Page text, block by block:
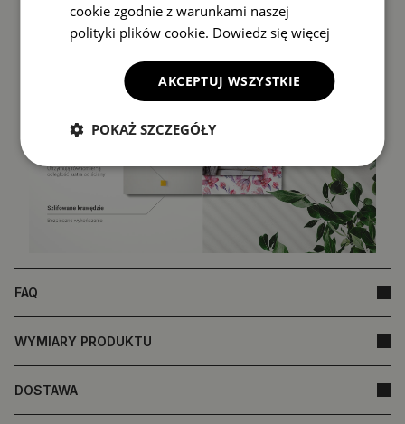
FAQ
WYMIARY PRODUKTU
DOSTAWA
cookie zgodnie z warunkami naszej
polityki plików cookie. Dowiedz się więcej
AKCEPTUJ WSZYSTKIE
POKAŻ SZCZEGÓŁY